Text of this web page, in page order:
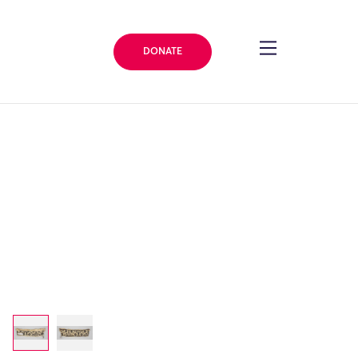
DONATE